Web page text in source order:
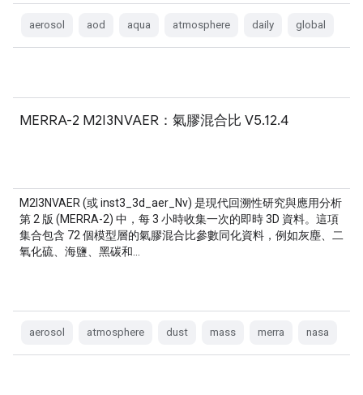
aerosol aod aqua atmosphere daily global
MERRA-2 M2I3NVAER：氣膠混合比 V5.12.4
M2I3NVAER (或 inst3_3d_aer_Nv) 是現代回溯性研究與應用分析
第 2 版 (MERRA-2) 中，每 3 小時收集一次的即時 3D 資料。這項
集合包含 72 個模型層的氣膠混合比參數同化資料，例如灰塵、二
氧化硫、海鹽、黑碳和…
aerosol atmosphere dust mass merra nasa